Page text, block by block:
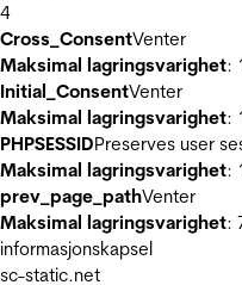
4
Cross_ConsentVenter
Maksimal lagringsvarighet:
Initial_ConsentVenter
Maksimal lagringsvarighet:
PHPSESSIDPreserves user
Maksimal lagringsvarighet:
prev_page_pathVenter
Maksimal lagringsvarighet:
informasjonskapsel
sc-static.net